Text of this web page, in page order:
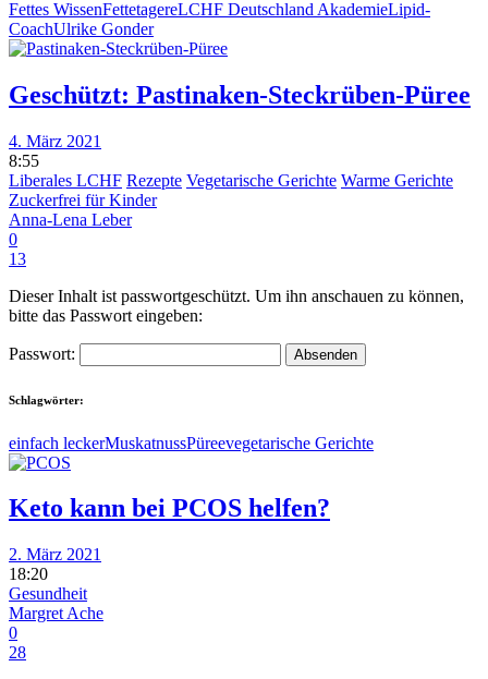
Fettes WissenFettetagereLCHF Deutschland AkademieLipid-
CoachUlrike Gonder
Geschützt: Pastinaken-Steckrüben-Püree
4. März 2021
8:55
Liberales LCHF Rezepte Vegetarische Gerichte Warme Gerichte
Zuckerfrei für Kinder
Anna-Lena Leber
0
13
Dieser Inhalt ist passwortgeschützt. Um ihn anschauen zu können,
bitte das Passwort eingeben:
Passwort:
Schlagwörter:
einfach leckerMuskatnussPüreevegetarische Gerichte
Keto kann bei PCOS helfen?
2. März 2021
18:20
Gesundheit
Margret Ache
0
28